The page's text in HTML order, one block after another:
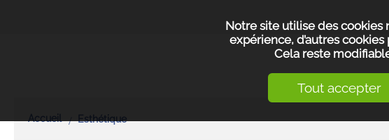
Notre site utilise des cookies
expérience, d’autres
Cela reste
Tout accepter
Accueil Esthétique